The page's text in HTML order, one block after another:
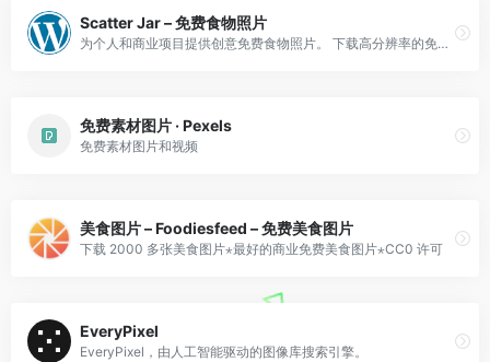
Scatter Jar – 免费食物照片
为个人和商业项目提供创意免费食物照片。 下载高分辨率的免费食物照片。
免费素材图片 · Pexels
免费素材图片和视频
美食图片 – Foodiesfeed – 免费美食图片
下载 2000 多张美食图片⋆最好的商业免费美食图片⋆CC0 许可
EveryPixel
EveryPixel，由人工智能驱动的图像库搜索引擎。